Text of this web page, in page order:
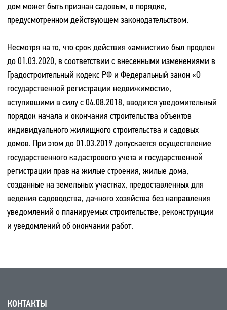
дом может быть признан садовым, в порядке,
предусмотренном действующем законодательством.
Несмотря на то, что срок действия «амнистии» был продлен
до 01.03.2020, в соответствии с внесенными изменениями в
Градостроительный кодекс РФ и Федеральный закон «О
государственной регистрации недвижимости»,
вступившими в силу с 04.08.2018, вводится уведомительный
порядок начала и окончания строительства объектов
индивидуального жилищного строительства и садовых
домов. При этом до 01.03.2019 допускается осуществление
государственного кадастрового учета и государственной
регистрации прав на жилые строения, жилые дома,
созданные на земельных участках, предоставленных для
ведения садоводства, дачного хозяйства без направления
уведомлений о планируемых строительстве, реконструкции
и уведомлений об окончании работ.
КОНТАКТЫ